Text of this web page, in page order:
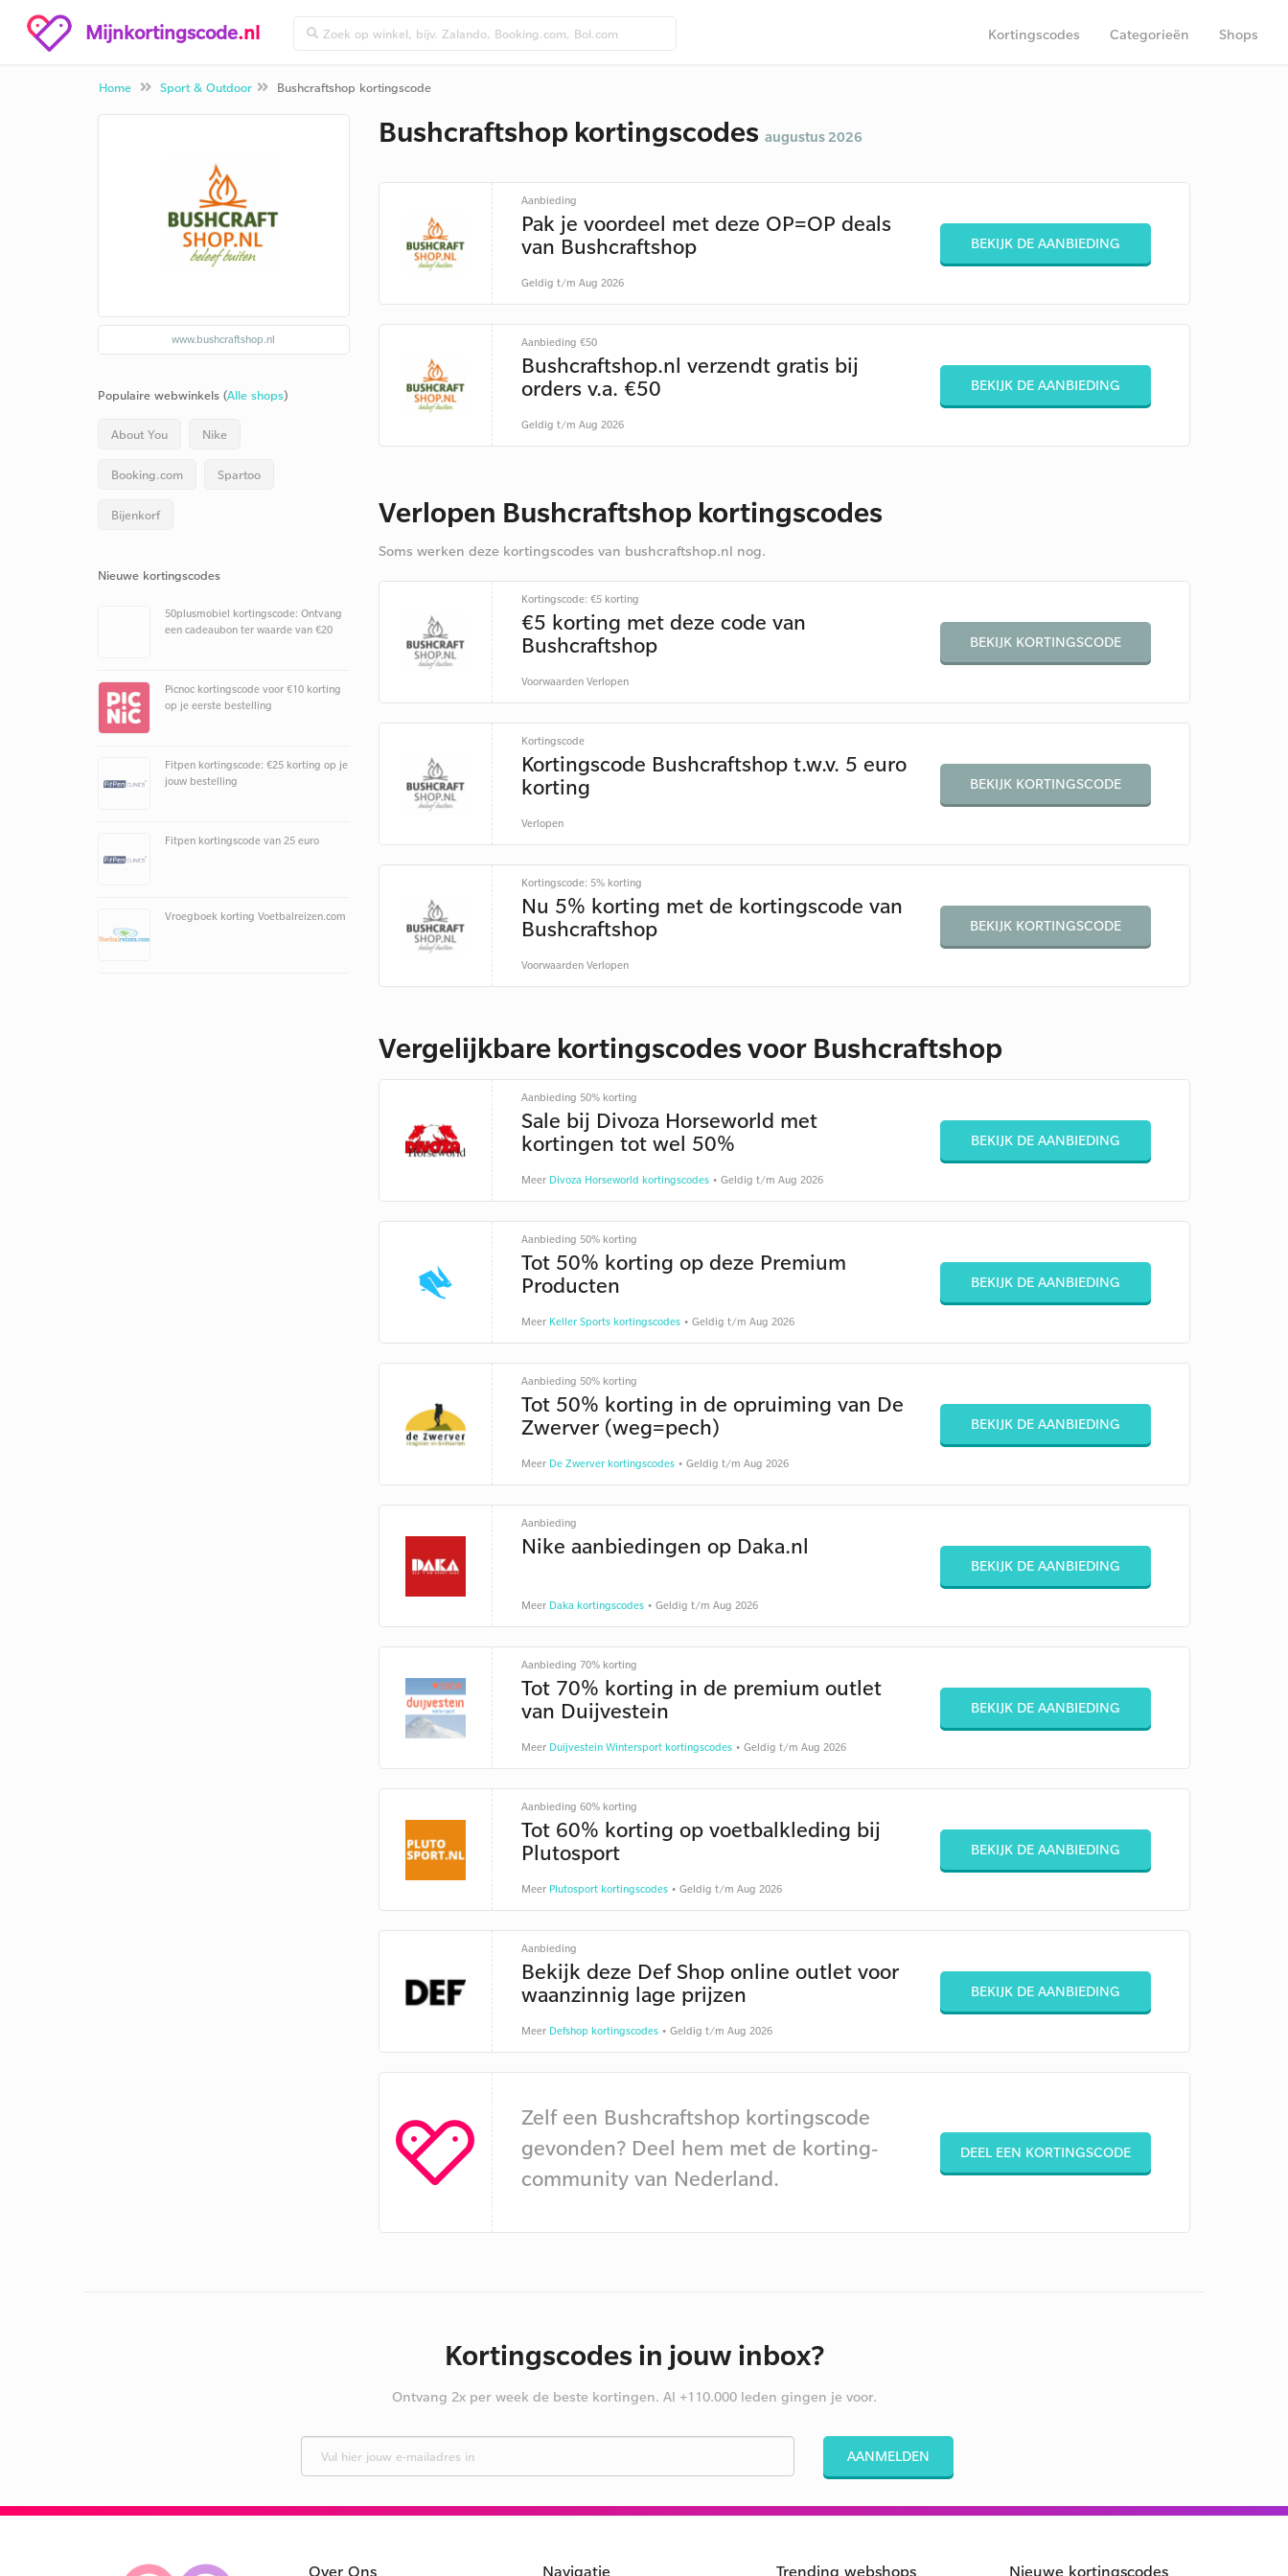
Mijnkortingscode.nl Kortingscodes Categorieën Shops
Home Sport & Outdoor Bushcraftshop kortingscode
Bushcraftshop kortingscodes augustus 2026
Aanbieding
Pak je voordeel met deze OP=OP deals
van Bushcraftshop
Geldig t/m Aug 2026
BEKIJK DE AANBIEDING
Aanbieding €50
Bushcraftshop.nl verzendt gratis bij
orders v.a. €50
Geldig t/m Aug 2026
BEKIJK DE AANBIEDING
Verlopen Bushcraftshop kortingscodes
Soms werken deze kortingscodes van bushcraftshop.nl nog.
Kortingscode: €5 korting
€5 korting met deze code van
Bushcraftshop
VoorwaardenVerlopen
BEKIJK KORTINGSCODE
Kortingscode
Kortingscode Bushcraftshop t.w.v. 5 euro
korting
Verlopen
BEKIJK KORTINGSCODE
Kortingscode: 5% korting
Nu 5% korting met de kortingscode van
Bushcraftshop
VoorwaardenVerlopen
BEKIJK KORTINGSCODE
Vergelijkbare kortingscodes voor Bushcraftshop
Aanbieding 50% korting
Sale bij Divoza Horseworld met
kortingen tot wel 50%
Meer Divoza Horseworld kortingscodes• Geldig t/m Aug 2026
BEKIJK DE AANBIEDING
Aanbieding 50% korting
Tot 50% korting op deze Premium
Producten
Meer Keller Sports kortingscodes• Geldig t/m Aug 2026
BEKIJK DE AANBIEDING
Aanbieding 50% korting
Tot 50% korting in de opruiming van De
Zwerver (weg=pech)
Meer De Zwerver kortingscodes• Geldig t/m Aug 2026
BEKIJK DE AANBIEDING
Aanbieding
Nike aanbiedingen op Daka.nl
Meer Daka kortingscodes• Geldig t/m Aug 2026
BEKIJK DE AANBIEDING
Aanbieding 70% korting
Tot 70% korting in de premium outlet
van Duijvestein
Meer Duijvestein Wintersport kortingscodes• Geldig t/m Aug 2026
BEKIJK DE AANBIEDING
Aanbieding 60% korting
Tot 60% korting op voetbalkleding bij
Plutosport
Meer Plutosport kortingscodes• Geldig t/m Aug 2026
BEKIJK DE AANBIEDING
Aanbieding
Bekijk deze Def Shop online outlet voor
waanzinnig lage prijzen
Meer Defshop kortingscodes• Geldig t/m Aug 2026
BEKIJK DE AANBIEDING
Zelf een Bushcraftshop kortingscode
gevonden? Deel hem met de korting-
community van Nederland.
DEEL EEN KORTINGSCODE
www.bushcraftshop.nl
Populaire webwinkels (Alle shops)
About You Nike
Booking.com Spartoo
Bijenkorf
Nieuwe kortingscodes
50plusmobiel kortingscode: Ontvang
een cadeaubon ter waarde van €20
Picnoc kortingscode voor €10 korting
op je eerste bestelling
Fitpen kortingscode: €25 korting op je
jouw bestelling
Fitpen kortingscode van 25 euro
Vroegboek korting Voetbalreizen.com
Kortingscodes in jouw inbox?
Ontvang 2x per week de beste kortingen. Al +110.000 leden gingen je voor.
AANMELDEN
Over Ons Navigatie Trending webshops Nieuwe kortingscodes